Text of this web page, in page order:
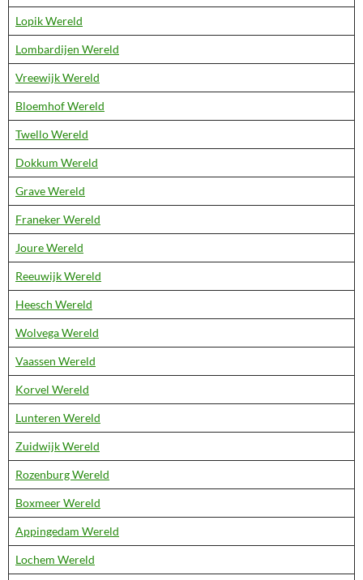
Lopik Wereld
Lombardijen Wereld
Vreewijk Wereld
Bloemhof Wereld
Twello Wereld
Dokkum Wereld
Grave Wereld
Franeker Wereld
Joure Wereld
Reeuwijk Wereld
Heesch Wereld
Wolvega Wereld
Vaassen Wereld
Korvel Wereld
Lunteren Wereld
Zuidwijk Wereld
Rozenburg Wereld
Boxmeer Wereld
Appingedam Wereld
Lochem Wereld